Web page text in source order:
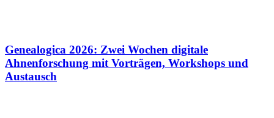
Genealogica 2026: Zwei Wochen digitale
Ahnenforschung mit Vorträgen, Workshops und
Austausch